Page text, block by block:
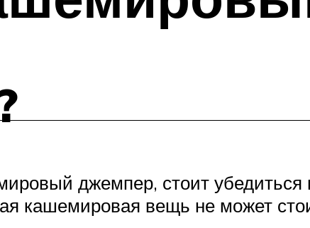
джемпер, стоит убедиться
кашемировая вещь не может